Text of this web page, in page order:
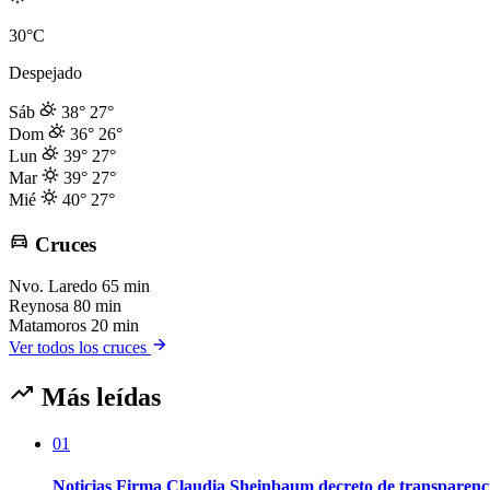
30°C
Despejado
Sáb 38° 27°
Dom
36° 26°
Lun
39° 27°
Mar
39° 27°
Mié
40° 27°
Cruces
Nvo. Laredo 65 min
Reynosa 80 min
Matamoros 20 min
Ver todos los cruces
Más leídas
01